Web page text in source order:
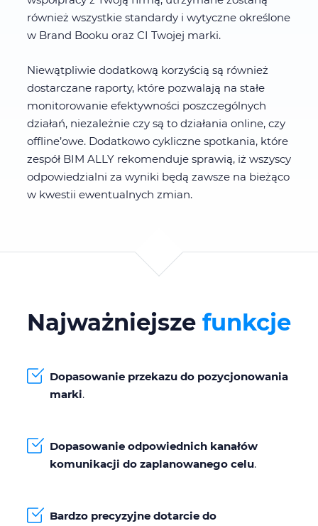
również wszystkie standardy i wytyczne określone
w Brand Booku oraz CI Twojej marki.
Niewątpliwie dodatkową korzyścią są również
dostarczane raporty, które pozwalają na stałe
monitorowanie efektywności poszczególnych
działań, niezależnie czy są to działania online, czy
offline’owe. Dodatkowo cykliczne spotkania, które
zespół BIM ALLY rekomenduje sprawią, iż wszyscy
odpowiedzialni za wyniki będą zawsze na bieżąco
w kwestii ewentualnych zmian.
Najważniejsze funkcje
Dopasowanie przekazu do pozycjonowania
marki.
Dopasowanie odpowiednich kanałów
komunikacji do zaplanowanego celu.
Bardzo precyzyjne dotarcie do